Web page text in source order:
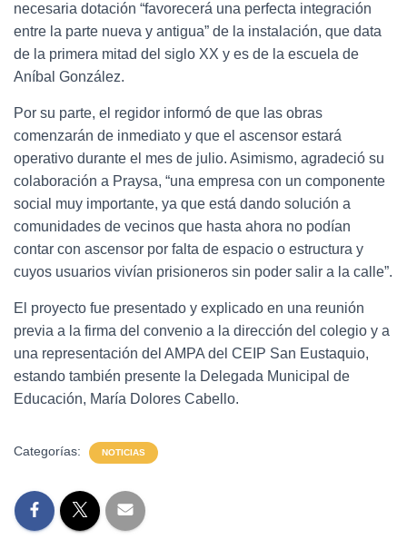
necesaria dotación “favorecerá una perfecta integración
entre la parte nueva y antigua” de la instalación, que data
de la primera mitad del siglo XX y es de la escuela de
Aníbal González.
Por su parte, el regidor informó de que las obras
comenzarán de inmediato y que el ascensor estará
operativo durante el mes de julio. Asimismo, agradeció su
colaboración a Praysa, “una empresa con un componente
social muy importante, ya que está dando solución a
comunidades de vecinos que hasta ahora no podían
contar con ascensor por falta de espacio o estructura y
cuyos usuarios vivían prisioneros sin poder salir a la calle”.
El proyecto fue presentado y explicado en una reunión
previa a la firma del convenio a la dirección del colegio y a
una representación del AMPA del CEIP San Eustaquio,
estando también presente la Delegada Municipal de
Educación, María Dolores Cabello.
Categorías: NOTICIAS